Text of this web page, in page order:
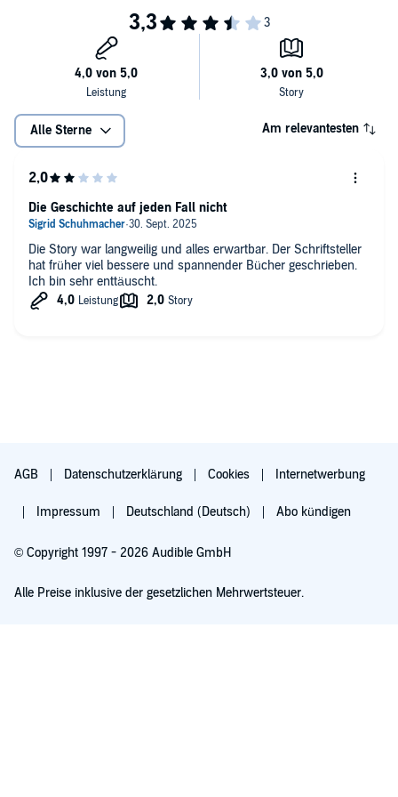
Alle Sterne Am relevantesten
Die Story war langweilig und alles erwartbar. Der Schriftsteller
hat früher viel bessere und spannender Bücher geschrieben.
Ich bin sehr enttäuscht.
Die Geschichte auf jeden Fall nicht
AGB Datenschutzerklärung Cookies Internetwerbung
Impressum Deutschland (Deutsch) Abo kündigen
© Copyright 1997 - 2026 Audible GmbH
Alle Preise inklusive der gesetzlichen Mehrwertsteuer.